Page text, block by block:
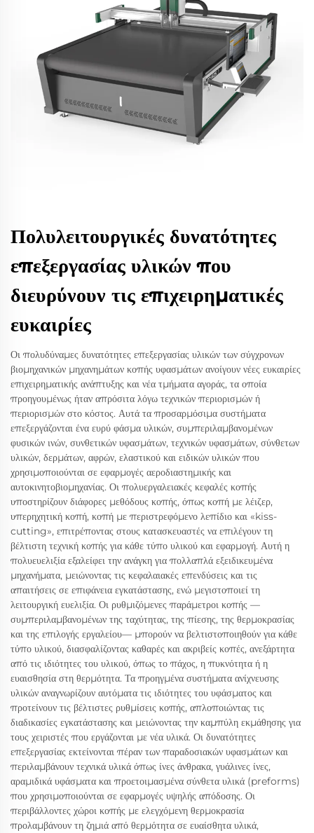
Πολυλειτουργικές δυνατότητες
επεξεργασίας υλικών που
διευρύνουν τις επιχειρηματικές
ευκαιρίες
Οι πολυδύναμες δυνατότητες επεξεργασίας υλικών των σύγχρονων
βιομηχανικών μηχανημάτων κοπής υφασμάτων ανοίγουν νέες ευκαιρίες
επιχειρηματικής ανάπτυξης και νέα τμήματα αγοράς, τα οποία
προηγουμένως ήταν απρόσιτα λόγω τεχνικών περιορισμών ή
περιορισμών στο κόστος. Αυτά τα προσαρμόσιμα συστήματα
επεξεργάζονται ένα ευρύ φάσμα υλικών, συμπεριλαμβανομένων
φυσικών ινών, συνθετικών υφασμάτων, τεχνικών υφασμάτων, σύνθετων
υλικών, δερμάτων, αφρών, ελαστικού και ειδικών υλικών που
χρησιμοποιούνται σε εφαρμογές αεροδιαστημικής και
αυτοκινητοβιομηχανίας. Οι πολυεργαλειακές κεφαλές κοπής
υποστηρίζουν διάφορες μεθόδους κοπής, όπως κοπή με λέιζερ,
υπερηχητική κοπή, κοπή με περιστρεφόμενο λεπίδιο και «kiss-
cutting», επιτρέποντας στους κατασκευαστές να επιλέγουν τη
βέλτιστη τεχνική κοπής για κάθε τύπο υλικού και εφαρμογή. Αυτή η
πολυευελιξία εξαλείφει την ανάγκη για πολλαπλά εξειδικευμένα
μηχανήματα, μειώνοντας τις κεφαλαιακές επενδύσεις και τις
απαιτήσεις σε επιφάνεια εγκατάστασης, ενώ μεγιστοποιεί τη
λειτουργική ευελιξία. Οι ρυθμιζόμενες παράμετροι κοπής —
συμπεριλαμβανομένων της ταχύτητας, της πίεσης, της θερμοκρασίας
και της επιλογής εργαλείου— μπορούν να βελτιστοποιηθούν για κάθε
τύπο υλικού, διασφαλίζοντας καθαρές και ακριβείς κοπές, ανεξάρτητα
από τις ιδιότητες του υλικού, όπως το πάχος, η πυκνότητα ή η
ευαισθησία στη θερμότητα. Τα προηγμένα συστήματα ανίχνευσης
υλικών αναγνωρίζουν αυτόματα τις ιδιότητες του υφάσματος και
προτείνουν τις βέλτιστες ρυθμίσεις κοπής, απλοποιώντας τις
διαδικασίες εγκατάστασης και μειώνοντας την καμπύλη εκμάθησης για
τους χειριστές που εργάζονται με νέα υλικά. Οι δυνατότητες
επεξεργασίας εκτείνονται πέραν των παραδοσιακών υφασμάτων και
περιλαμβάνουν τεχνικά υλικά όπως ίνες άνθρακα, γυάλινες ίνες,
αραμιδικά υφάσματα και προετοιμασμένα σύνθετα υλικά (preforms)
που χρησιμοποιούνται σε εφαρμογές υψηλής απόδοσης. Οι
περιβάλλοντες χώροι κοπής με ελεγχόμενη θερμοκρασία
προλαμβάνουν τη ζημιά από θερμότητα σε ευαίσθητα υλικά,